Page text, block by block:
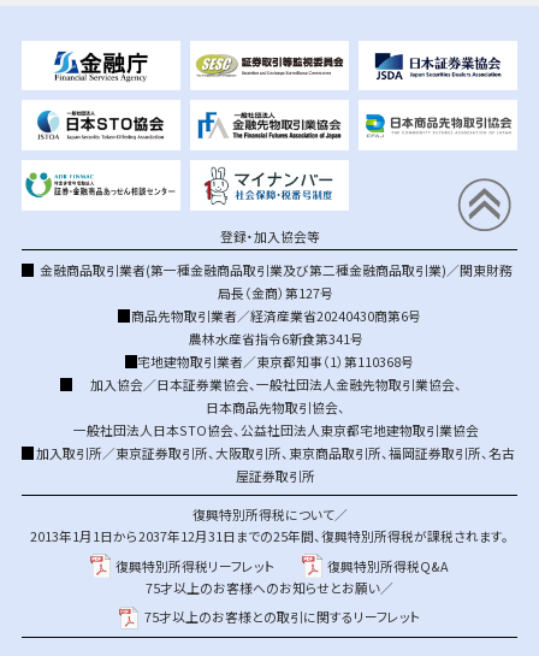
登録・加入協会等
金融商品取引業者(第一種金融商品取引業及び第二種金融商品取引業)／関東財務
局長（金商）第127号
商品先物取引業者／経済産業省20240430商第6号
農林水産省指令6新食第341号
宅地建物取引業者／東京都知事（1）第110368号
加入協会／日本証券業協会、 一般社団法人金融先物取引業協会、
日本商品先物取引協会、
一般社団法人日本STO協会、 公益社団法人東京都宅地建物取引業協会
加入取引所／東京証券取引所、大阪取引所、 東京商品取引所、福岡証券取引所、名古
屋証券取引所
復興特別所得税について／
2013年1月1日から2037年12月31日までの25年間、復興特別所得税が課税されます。
復興特別所得税リーフレット
復興特別所得税Q&A
75才以上のお客様へのお知らせとお願い／
75才以上のお客様との取引に関するリーフレット